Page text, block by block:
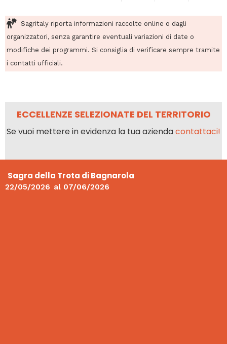
Sagritaly riporta informazioni raccolte online o dagli
organizzatori, senza garantire eventuali variazioni di date o
modifiche dei programmi. Si consiglia di verificare sempre tramite
i contatti ufficiali.
ECCELLENZE SELEZIONATE DEL TERRITORIO
Se vuoi mettere in evidenza la tua aziendacontattaci!
Sagra della Trota di Bagnarola
22/05/2026 al 07/06/2026